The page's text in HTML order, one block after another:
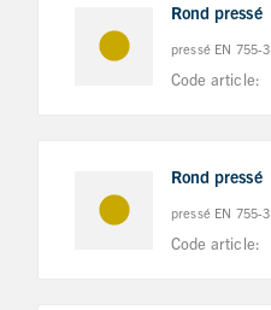
Rond pressé
pressé EN 755-3
Code article:
Rond pressé
pressé EN 755-3
Code article: